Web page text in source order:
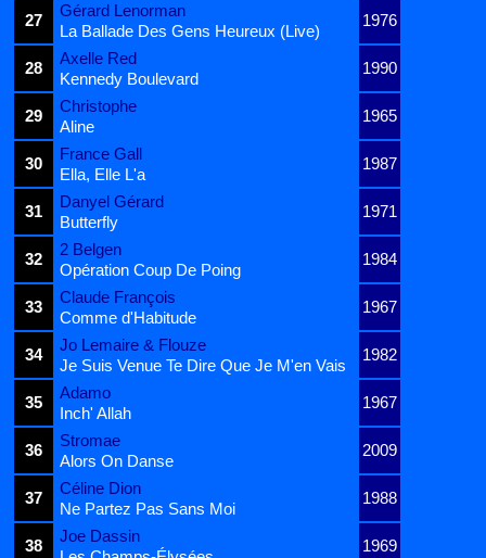
27
Gérard Lenorman
1976
La Ballade Des Gens Heureux (Live)
28
Axelle Red
1990
Kennedy Boulevard
29
Christophe
1965
Aline
30
France Gall
1987
Ella, Elle L'a
31
Danyel Gérard
1971
Butterfly
32
2 Belgen
1984
Opération Coup De Poing
33
Claude François
1967
Comme d'Habitude
34
Jo Lemaire & Flouze
1982
Je Suis Venue Te Dire Que Je M'en Vais
35
Adamo
1967
Inch' Allah
36
Stromae
2009
Alors On Danse
37
Céline Dion
1988
Ne Partez Pas Sans Moi
38
Joe Dassin
1969